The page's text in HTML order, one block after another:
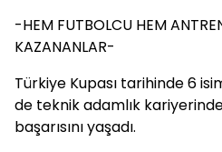
-HEM FUTBOLCU HEM
KAZANANLAR-
Türkiye Kupası tarihinde 6
de teknik adamlık
başarısını yaşadı.